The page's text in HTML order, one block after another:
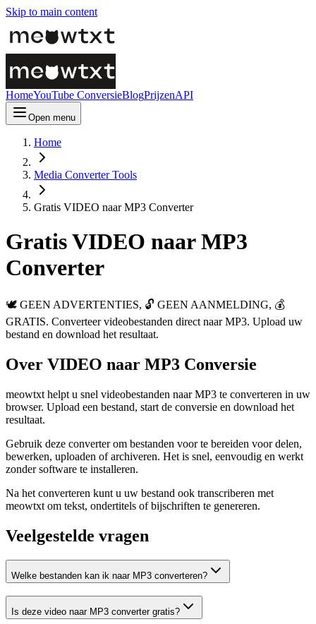
Skip to main content
HomeYouTube ConversieBlogPrijzenAPI
Open menu
Home
Media Converter Tools
Gratis VIDEO naar MP3 Converter
Gratis VIDEO naar MP3
Converter
🕊️ GEEN ADVERTENTIES, 🔓 GEEN AANMELDING, 💰
GRATIS. Converteer videobestanden direct naar MP3. Upload uw
bestand en download het resultaat.
Over VIDEO naar MP3 Conversie
meowtxt helpt u snel videobestanden naar MP3 te converteren in uw
browser. Upload een bestand, start de conversie en download het
resultaat.
Gebruik deze converter om bestanden voor te bereiden voor delen,
bewerken, uploaden of archiveren. Het is snel, eenvoudig en werkt
zonder software te installeren.
Na het converteren kunt u uw bestand ook transcriberen met
meowtxt om tekst, ondertitels of bijschriften te genereren.
Veelgestelde vragen
Welke bestanden kan ik naar MP3 converteren?
Is deze video naar MP3 converter gratis?